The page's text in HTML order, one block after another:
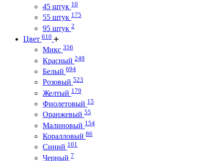
45 штук 10
55 штук 175
95 штук 2
Цвет 610
Микс 356
Красный 249
Белый 694
Розовый 523
Желтый 179
Фиолетовый 15
Оранжевый 55
Малиновый 154
Коралловый 86
Синий 101
Черный 7